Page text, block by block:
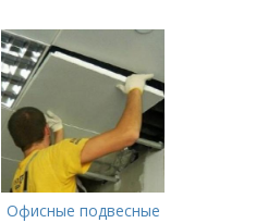
Офисные подвесные